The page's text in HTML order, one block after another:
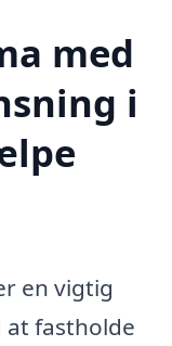
med
i
en vigtig
at fastholde